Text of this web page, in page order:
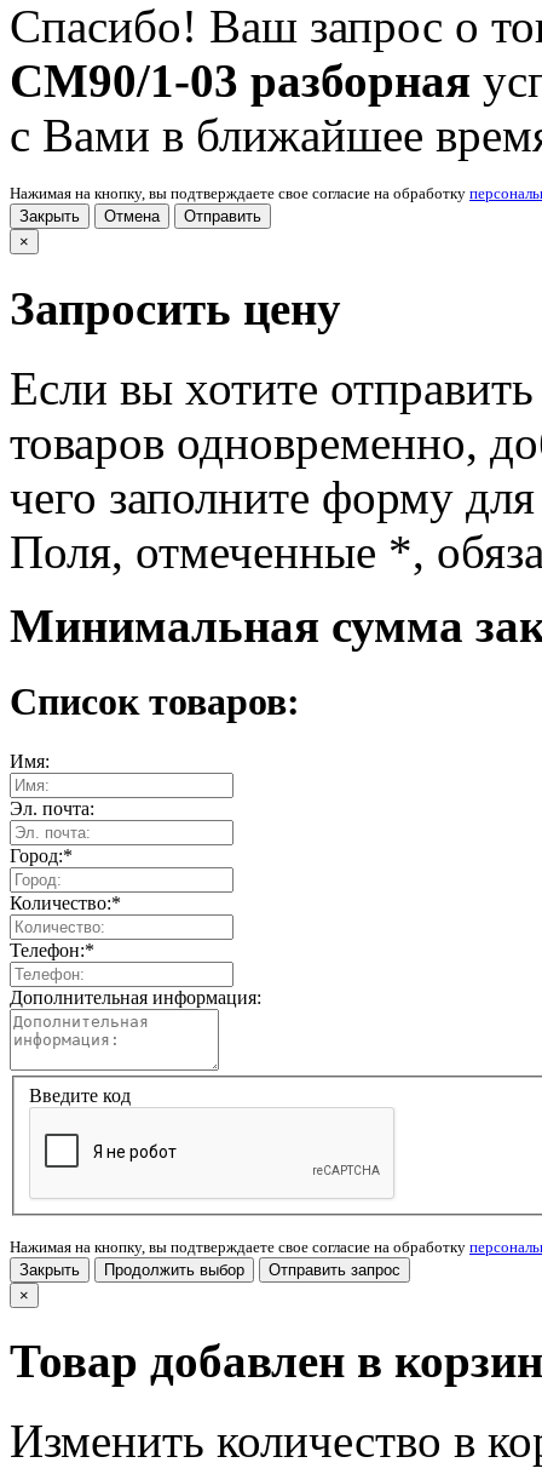
Спасибо! Ваш запрос о
СМ90/1-03 разборная
с Вами в ближайшее
Нажимая на кнопку, вы подтверждаете свое согласие на обработку
Закрыть
Отмена
Отправить
×
Запросить цену
Если вы хотите
товаров одновременно,
чего заполните форму
Поля, отмеченные *,
Минимальная сумма
Список товаров:
Имя:
Эл. почта:
Город:*
Количество:*
Телефон:*
Дополнительная информация:
Введите код
Нажимая на кнопку, вы подтверждаете свое согласие на обработку
Закрыть
Продолжить выбор
Отправить запрос
×
Товар добавлен в
Изменить количество в